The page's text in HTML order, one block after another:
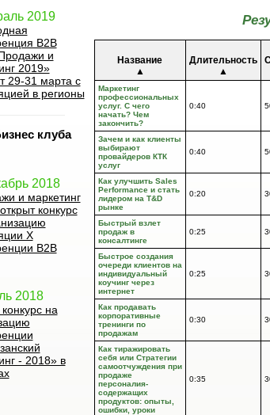
2019
B2B
и
2019»
29-31 марта с
в регионы
клуба
2018
и маркетинг
конкурс
X
B2B
2018
на
- 2018» в
Название
▲
Длительность
▲
Маркетинг
профессиональных
услуг. С чего
начать? Чем
закончить?
0:40
Зачем и как клиенты
выбирают
провайдеров КТК
услуг
0:40
Как улучшить Sales
Performance и стать
лидером на T&D
рынке
0:20
Быстрый взлет
продаж в
консалтинге
0:25
Быстрое создания
очереди клиентов на
индивидуальный
коучинг через
интернет
0:25
Как продавать
корпоративные
тренинги по
продажам
0:30
Как тиражировать
себя или Стратегии
самоотчуждения при
продаже
персоналия-
содержащих
продуктов: опыты,
ошибки, уроки
0:35